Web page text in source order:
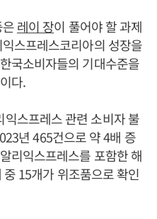
레이 장이 풀어야 할 과제
스프레스코리아의 성장을
국소비자들의 기대수준을
다.
스프레스 관련 소비자 불
년 465건으로 약 4배 증
리익스프레스를 포함한 해
15개가 위조품으로 확인